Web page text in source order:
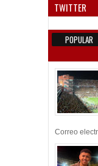
TWITTER
POPULAR
Correo